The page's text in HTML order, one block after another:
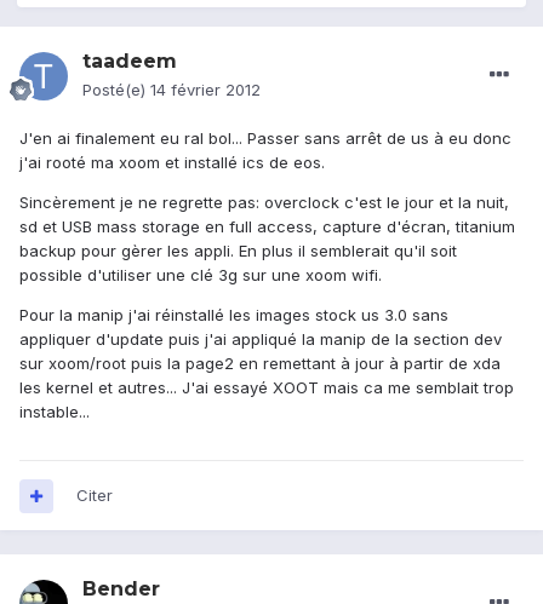
taadeem
Posté(e) 14 février 2012
J'en ai finalement eu ral bol... Passer sans arrêt de us à eu donc
j'ai rooté ma xoom et installé ics de eos.
Sincèrement je ne regrette pas: overclock c'est le jour et la nuit,
sd et USB mass storage en full access, capture d'écran, titanium
backup pour gèrer les appli. En plus il semblerait qu'il soit
possible d'utiliser une clé 3g sur une xoom wifi.
Pour la manip j'ai réinstallé les images stock us 3.0 sans
appliquer d'update puis j'ai appliqué la manip de la section dev
sur xoom/root puis la page2 en remettant à jour à partir de xda
les kernel et autres... J'ai essayé XOOT mais ca me semblait trop
instable...
Citer
Bender